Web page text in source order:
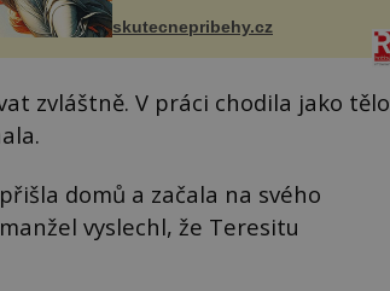
domek na severu Čech, kde
jsme si naplánova...
skutecnepribehy.cz
zvláštně. V práci chodila jako tělo
domů a začala na svého
vyslechl, že Teresitu